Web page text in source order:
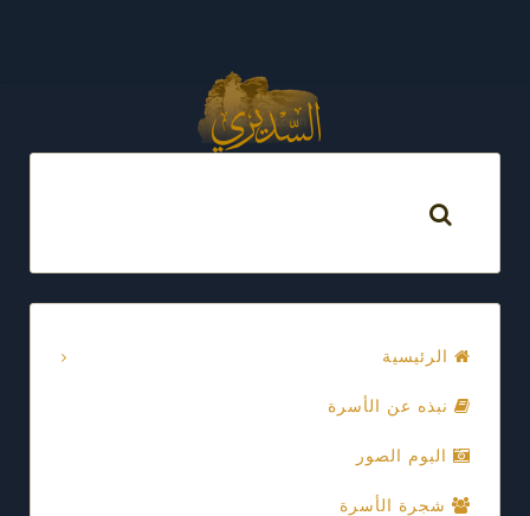
الرئيسية
نبذه عن الأسرة
البوم الصور
شجرة الأسرة